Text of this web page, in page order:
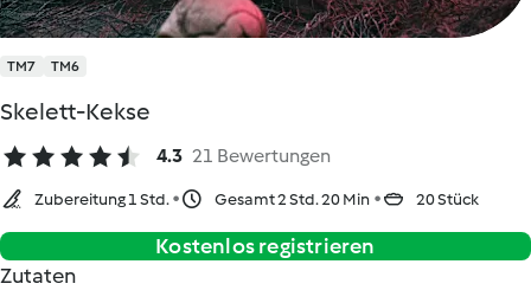
TM7 TM6
Skelett-Kekse
4.3 21 Bewertungen
Zubereitung 1 Std. Gesamt 2 Std. 20 Min 20 Stück
Kostenlos registrieren
Zutaten